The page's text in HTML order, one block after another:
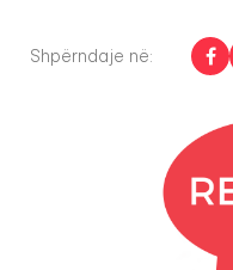
Shpërndaje në: